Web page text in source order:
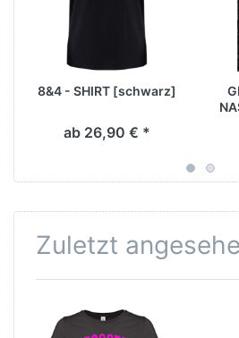
8&4 - SHIRT [schwarz]
ab 26,90 € *
Zuletzt